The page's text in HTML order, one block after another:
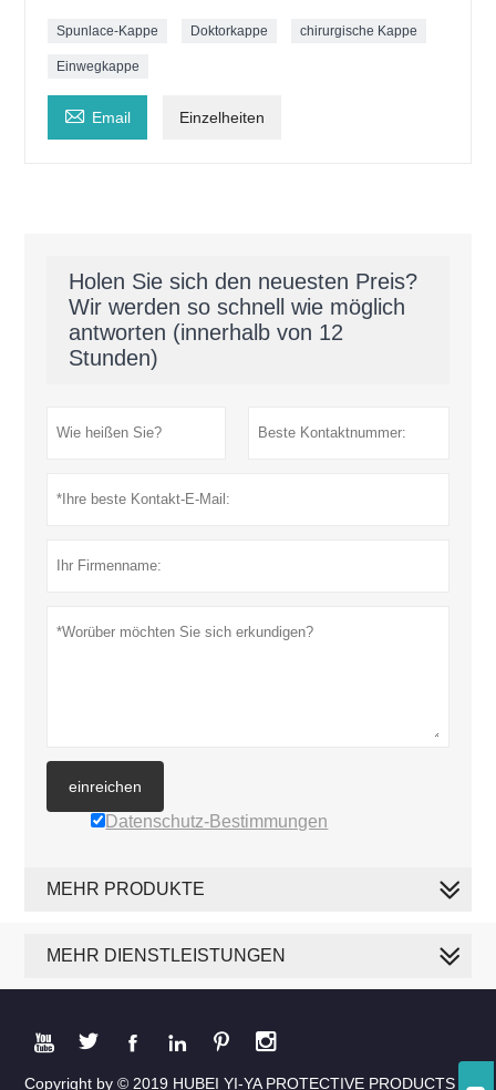
Spunlace-Kappe Doktorkappe chirurgische Kappe
Einwegkappe
 Email Einzelheiten
Holen Sie sich den neuesten Preis?
Wir werden so schnell wie möglich
antworten (innerhalb von 12
Stunden)
einreichen
Datenschutz-Bestimmungen
MEHR PRODUKTE
MEHR DIENSTLEISTUNGEN
     
Copyright by © 2019 HUBEI YI-YA PROTECTIVE PRODUCTS